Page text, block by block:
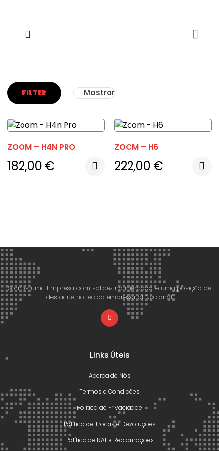
FILTER Mostrar
ZOOM – H4N PRO
182,00 €
ZOOM – H6
222,00 €
Somos uma Empresa com solidez no mercado, e uma posição de
destaque no tecido empresarial Nacional.
Links Úteis
Acerca de Nós
Termos e Condições
Política de Privacidade
Política de Trocas e Devoluções
Política de RAL e Reclamações